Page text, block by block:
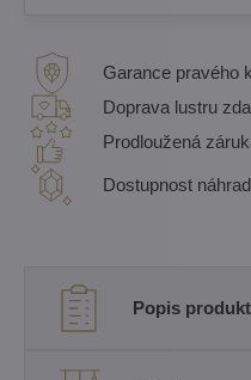
Garance pravého
Doprava lustru
Prodloužená
Dostupnost
Popis